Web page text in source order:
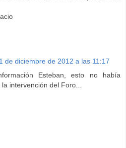
1 de diciembre de 2012 a las 11:17
Esteban, esto no había
intervención del Foro...